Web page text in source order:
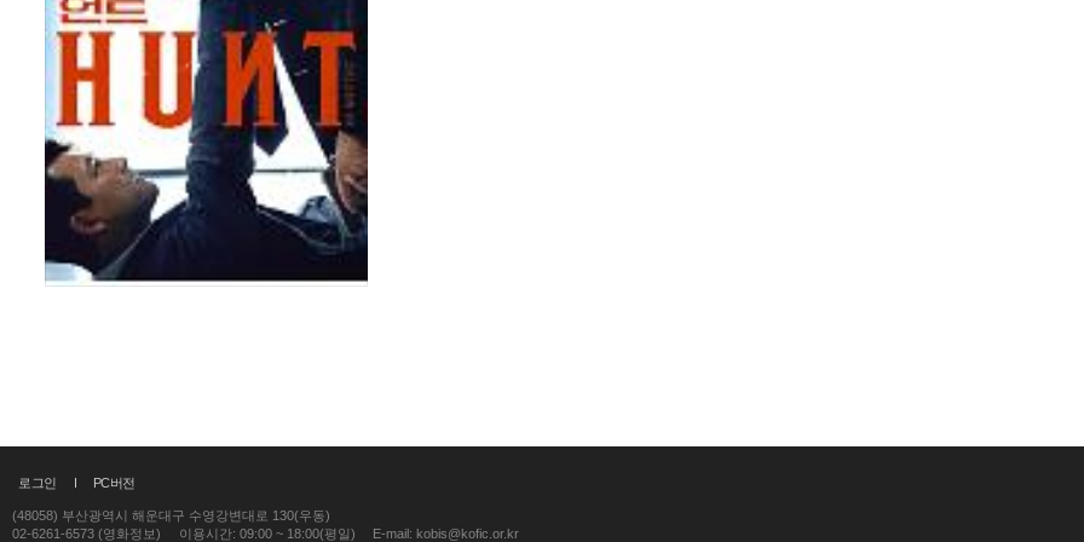
로그인 PC버전
(48058) 부산광역시 해운대구 수영강변대로 130(우동)
02-6261-6573 (영화정보)
이용시간: 09:00 ~ 18:00(평일) E-mail: kobis@kofic.or.kr